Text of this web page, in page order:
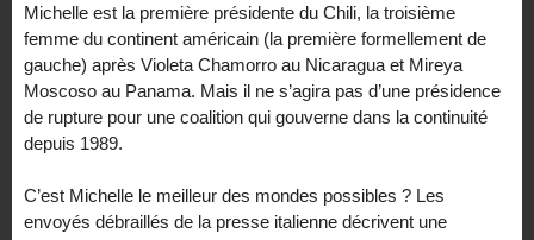
Michelle est la première présidente du Chili, la troisième
femme du continent américain (la première formellement de
gauche) après Violeta Chamorro au Nicaragua et Mireya
Moscoso au Panama. Mais il ne s’agira pas d’une présidence
de rupture pour une coalition qui gouverne dans la continuité
depuis 1989.
C’est Michelle le meilleur des mondes possibles ? Les
envoyés débraillés de la presse italienne décrivent une